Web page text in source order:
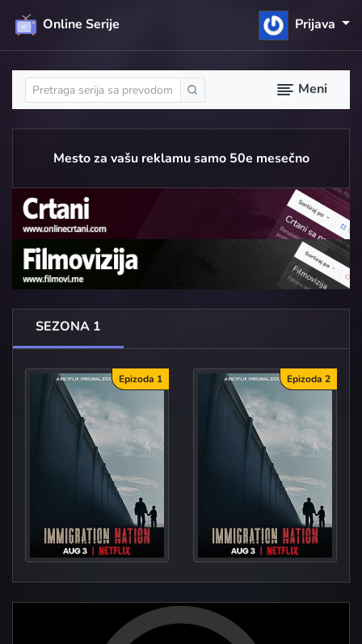
Online Serije Prijava
Meni
Mesto za vašu reklamu samo 50e mesečno
SEZONA 1
Epizoda 1
Installi
Epizoda 2
Maintaining Vi